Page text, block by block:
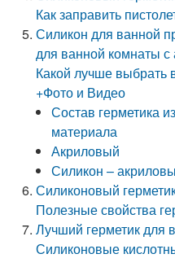
Как заправить
Силикон для ванной
для ванной комнаты с
Какой лучше выбрать
+Фото и Видео
Состав герметика
материала
Акриловый
Силикон –
Силиконовый
Полезные свойства
Лучший герметик для
Силиконовые